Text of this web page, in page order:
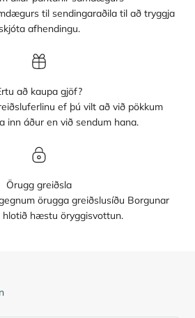
til sendingaraðila til að tryggja
skjóta afhendingu.
að kaupa gjöf?
ef þú vilt að við pökkum
inn áður en við sendum hana.
Örugg greiðsla
örugga greiðslusíðu Borgunar
hlotið hæstu öryggisvottun.